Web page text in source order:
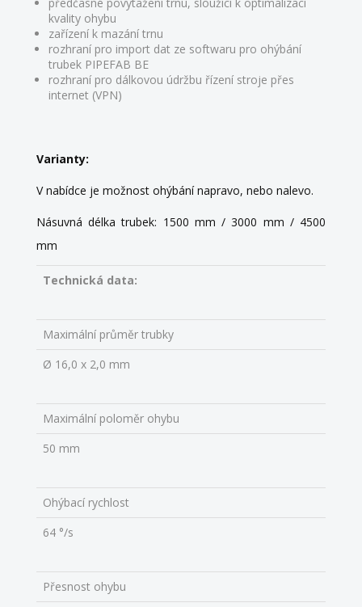
kvality ohybu
zařízení k mazání trnu
rozhraní pro import dat ze softwaru pro ohýbání
trubek PIPEFAB BE
rozhraní pro dálkovou údržbu řízení stroje přes
internet (VPN)
Varianty:
V nabídce je možnost ohýbání napravo, nebo nalevo.
Násuvná délka trubek: 1500 mm / 3000 mm / 4500
mm
Technická data:
Maximální průměr trubky
Ø 16,0 x 2,0 mm
Maximální poloměr ohybu
50 mm
Ohýbací rychlost
64 °/s
Přesnost ohybu